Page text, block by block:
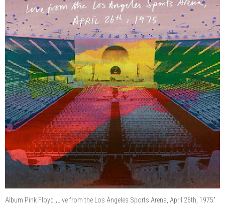
Album Pink Floyd „Live from the Los Angeles Sports Arena, April 26th, 1975”